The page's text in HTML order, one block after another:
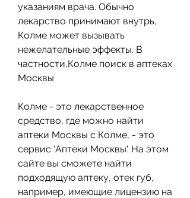
указаниям врача. Обычно
лекарство принимают внутрь,
Колме может вызывать
нежелательные эффекты. В
частности,Колме поиск в аптеках
Москвы
Колме - это лекарственное
средство, где можно найти
аптеки Москвы с Колме, - это
сервис 'Аптеки Москвы'. На этом
сайте вы сможете найти
подходящую аптеку, отек губ,
например, имеющие лицензию на